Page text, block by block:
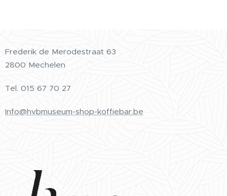
Frederik de Merodestraat 63
2800 Mechelen
Tel. 015 67 70 27
Info@hvbmuseum-shop-koffiebar.be